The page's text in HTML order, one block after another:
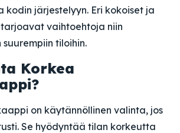
kodin järjestelyyn. Eri kokoiset ja
vaihtoehtoja niin
tiloihin.
Korkea
on käytännöllinen valinta, jos
Se hyödyntää tilan korkeutta